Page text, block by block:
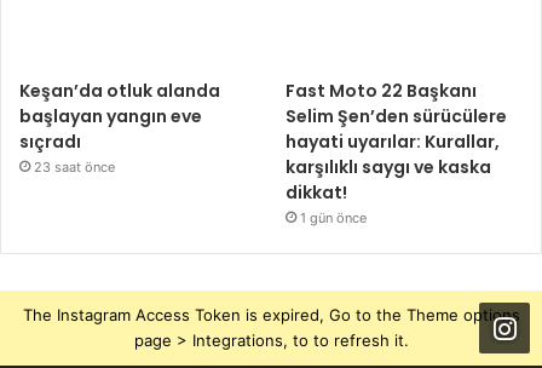
Keşan’da otluk alanda
başlayan yangın eve
sıçradı
23 saat önce
Fast Moto 22 Başkanı
Selim Şen’den sürücülere
hayati uyarılar: Kurallar,
karşılıklı saygı ve kaska
dikkat!
1 gün önce
The Instagram Access Token is expired, Go to the Theme options
page > Integrations, to to refresh it.